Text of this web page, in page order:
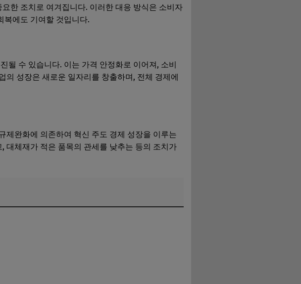
한 조치로 여겨집니다. 이러한 대응 방식은 소비자
복에도 기여할 것입니다.
될 수 있습니다. 이는 가격 안정화로 이어져, 소비
의 성장은 새로운 일자리를 창출하며, 전체 경제에
제완화에 의존하여 혁신 주도 경제 성장을 이루는
대체재가 적은 품목의 관세를 낮추는 등의 조치가